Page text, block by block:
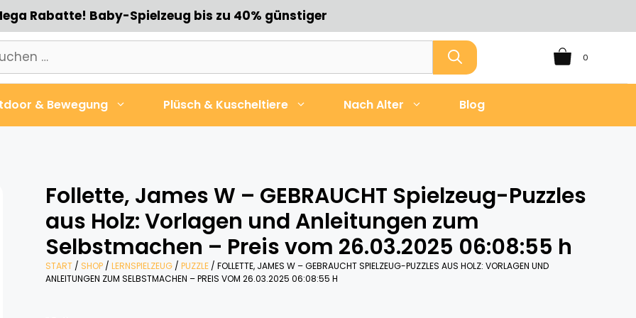
Rabatte! Baby-Spielzeug bis zu 40% günstiger
0
& Bewegung Plüsch & Kuscheltiere Nach Alter Blog
Follette, James W – GEBRAUCHT Spielzeug-Puzzles
aus Holz: Vorlagen und Anleitungen zum
Selbstmachen – Preis vom 26.03.2025 06:08:55 h
START / SHOP / LERNSPIELZEUG / PUZZLE / FOLLETTE, JAMES W – GEBRAUCHT SPIELZEUG-PUZZLES AUS HOLZ: VORLAGEN UND
ANLEITUNGEN ZUM SELBSTMACHEN – PREIS VOM 26.03.2025 06:08:55 H